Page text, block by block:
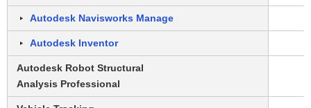
Autodesk Navisworks Manage
Autodesk Inventor
Autodesk Robot Structural
Analysis Professional